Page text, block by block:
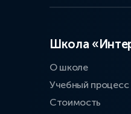
Школа
О школе
Учебный процесс
Стоимость